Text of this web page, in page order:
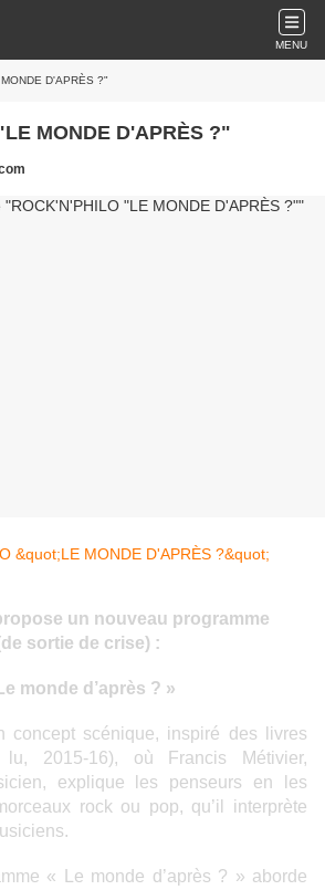
MENU
D'APRÈS ?"
MONDE D'APRÈS ?"
un nouveau programme
sortie de crise) :
monde d’après ? »
concept scénique, inspiré des livres
lu, 2015-16), où Francis Métivier,
explique les penseurs en les
rock ou pop, qu’il interprète
« Le monde d’après ? » aborde